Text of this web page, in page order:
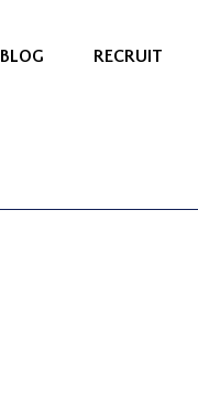
BLOG RECRUIT